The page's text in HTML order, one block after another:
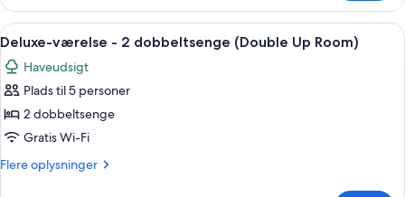
udsigt
til
have
(Jungle)
værelse
1
kingsize-
seng
til
have
Indlæs
alle
billeder
af
Deluxe-
værelse
-
Et soveværelse med to senge, en
4
Deluxe-værelse - 2 dobbeltsenge (Double Up Room)
Haveudsigt
Plads til 5 personer
2 dobbeltsenge
Gratis Wi-Fi
Flere oplysninger
Flere